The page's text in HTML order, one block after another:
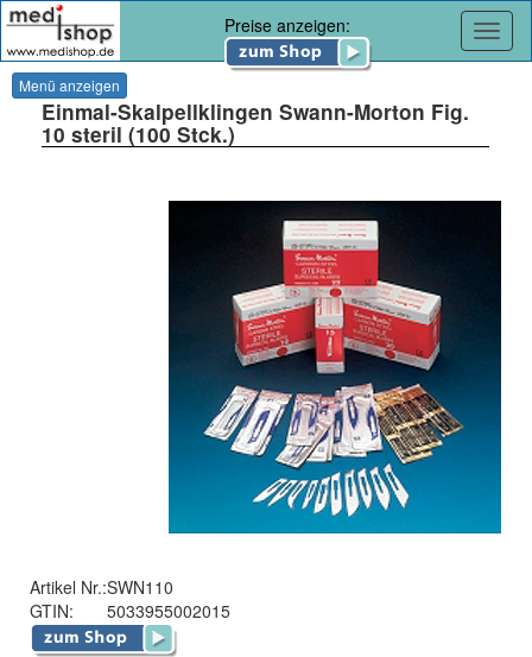
Preise anzeigen:
Menü anzeigen
Einmal-Skalpellklingen Swann-Morton Fig.
10 steril (100 Stck.)
Artikel Nr.:SWN110
GTIN:
5033955002015